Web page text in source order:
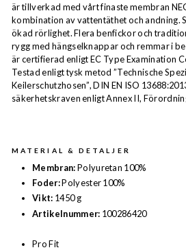
är tillverkad med vårt finaste membran
kombination av vattentäthet och andning.
ökad rörlighet. Flera benfickor och
rygg med hängselknappar och remmar i
är certifierad enligt EC Type Examination
Testad enligt tysk metod ”Technische
Keilerschutzhosen”, DIN EN ISO
säkerhetskraven enligt Annex II,
MATERIAL & DETALJER
Membran:Polyuretan 100%
Foder:Polyester 100%
Vikt: 1450 g
Artikelnummer: 100286420
Pro Fit